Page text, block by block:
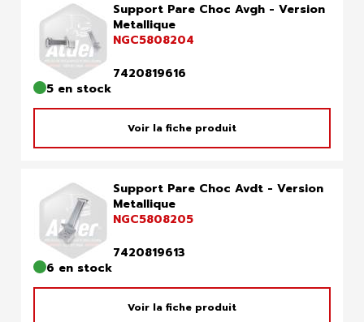
Support Pare Choc Avgh - Version
Metallique
NGC5808204
7420819616
5 en stock
Voir la fiche produit
Support Pare Choc Avdt - Version
Metallique
NGC5808205
7420819613
6 en stock
Voir la fiche produit